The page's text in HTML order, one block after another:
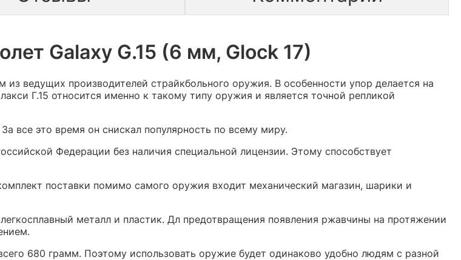
Galaxy G.15 (6 мм, Glock 17)
ведущих производителей страйкбольного оружия. В особенности упор делается на
Г.15 относится именно к такому типу оружия и является точной репликой
все это время он снискал популярность по всему миру.
Федерации без наличия специальной лицензии. Этому способствует
поставки помимо самого оружия входит механический магазин, шарики и
металл и пластик. Дл предотвращения появления ржавчины на протяжении
680 грамм. Поэтому использовать оружие будет одинаково удобно людям с разной